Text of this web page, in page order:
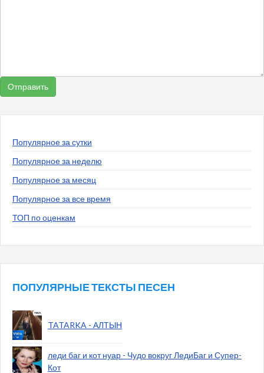
Популярное за сутки
Популярное за неделю
Популярное за месяц
Популярное за все время
ТОП по оценкам
ПОПУЛЯРНЫЕ ТЕКСТЫ ПЕСЕН
TATARKA - АЛТЫН
леди баг и кот нуар - Чудо вокруг ЛедиБаг и Супер-
Кот